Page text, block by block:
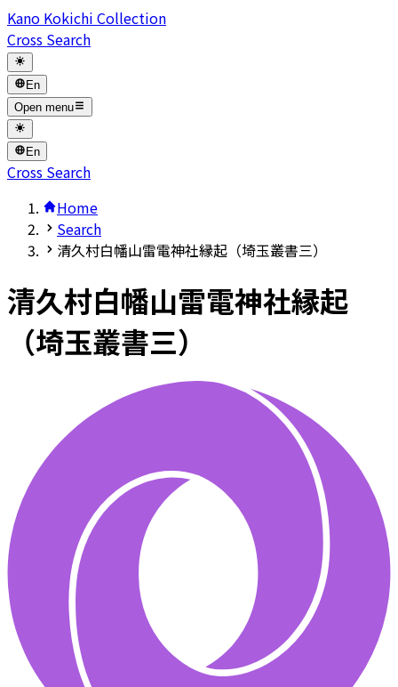
Kano Kokichi Collection
Cross Search
En
Open menu
En
Cross Search
Home
Search
清久村白幡山雷電神社縁起（埼玉叢書三）
清久村白幡山雷電神社縁起
（埼玉叢書三）